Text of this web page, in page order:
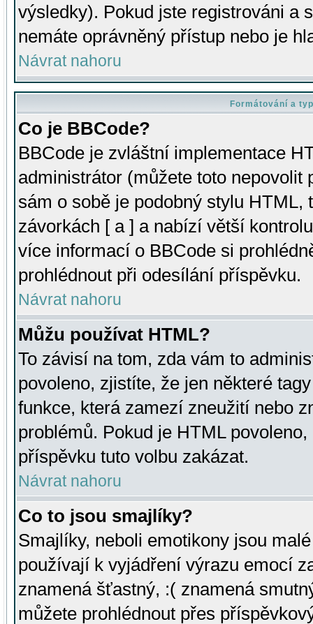
výsledky). Pokud jste registrováni a
nemáte oprávněný přístup nebo je
Návrat nahoru
Formátování a
Co je BBCode?
BBCode je zvláštní implementace
administrátor (můžete toto
sám o sobě je podobný stylu HTML,
závorkách [ a ] a nabízí větší
více informací o BBCode si
prohlédnout při odesílání příspěvku.
Návrat nahoru
Můžu používat HTML?
To závisí na tom, zda vám to
povoleno, zjistíte, že jen některé
funkce, která zamezí zneužití nebo
problémů. Pokud je HTML
příspěvku tuto volbu zakázat.
Návrat nahoru
Co to jsou smajlíky?
Smajlíky, neboli emotikony jsou
používají k vyjádření výrazu emocí
znamená šťastný, :( znamená
můžete prohlédnout přes